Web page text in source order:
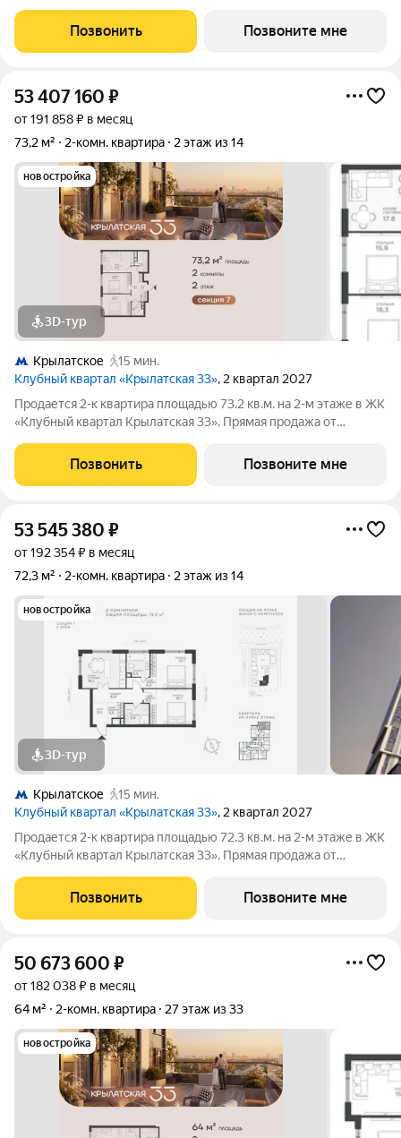
западе Москвы от специализированного застройщика
«Сияние». Комплекс расположен
Позвонить Позвоните мне
53 407 160 ₽
от 191 858 ₽ в месяц
73,2 м²
2-комн. квартира 2 этаж из 14
новостройка
3D-тур
Крылатское
15 мин.
Клубный квартал «Крылатская 33», 2 квартал 2027
Продается 2-к квартира площадью 73.2 кв.м. на 2-м этаже в ЖК
«Клубный квартал Крылатская 33». Прямая продажа от
западе Москвы от специализированного застройщика
«Сияние». Комплекс расположен всего
Позвонить Позвоните мне
53 545 380 ₽
от 192 354 ₽ в месяц
72,3 м²
2-комн. квартира 2 этаж из 14
новостройка
3D-тур
Крылатское
15 мин.
Клубный квартал «Крылатская 33», 2 квартал 2027
Продается 2-к квартира площадью 72.3 кв.м. на 2-м этаже в ЖК
«Клубный квартал Крылатская 33». Прямая продажа от
западе Москвы от специализированного застройщика
«Сияние». Комплекс расположен всего
Позвонить Позвоните мне
50 673 600 ₽
от 182 038 ₽ в месяц
64 м²
2-комн. квартира 27 этаж из 33
новостройка